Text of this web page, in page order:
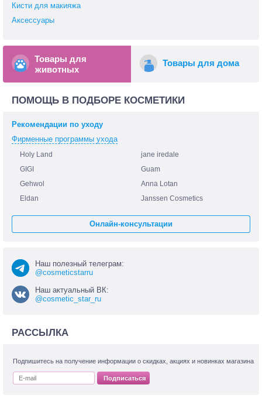
Кисти для макияжа
Аксессуары
Товары для
животных
Товары для дома
ПОМОЩЬ В ПОДБОРЕ КОСМЕТИКИ
Рекомендации по уходу
Фирменные программы ухода
Holy Land
jane iredale
GIGI
Guam
Gehwol
Anna Lotan
Eldan
Janssen Cosmetics
Онлайн-консультации
Наш полезный телеграм:
@cosmeticstarru
Наш актуальный ВК:
@cosmetic_star_ru
РАССЫЛКА
Подпишитесь на получение информации о скидках, акциях и новинках магазина
Подписаться